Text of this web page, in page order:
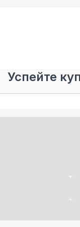
Успейте